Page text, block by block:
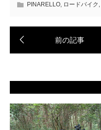
PINARELLO, ロードバイク ,